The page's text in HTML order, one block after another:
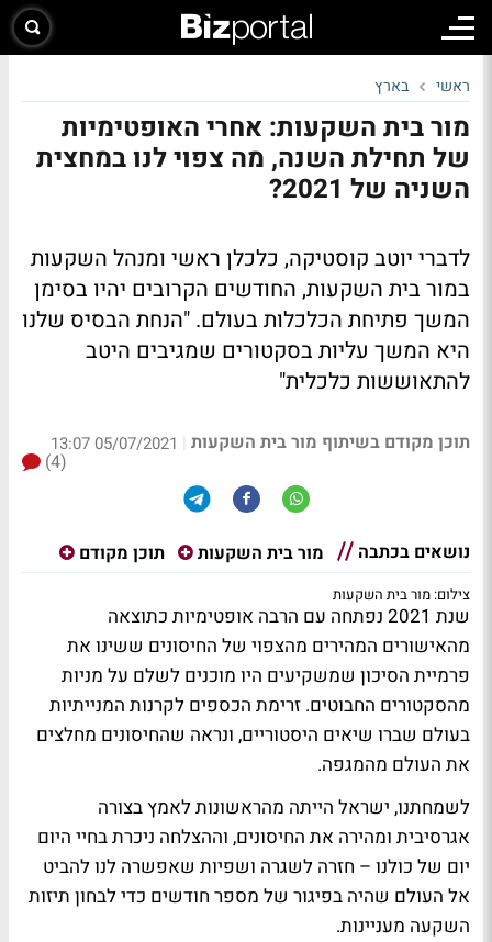
ראשי בארץ
מור בית השקעות: אחרי האופטימיות
של תחילת השנה, מה צפוי לנו במחצית
השניה של 2021?
לדברי יוטב קוסטיקה, כלכלן ראשי ומנהל השקעות
במור בית השקעות, החודשים הקרובים יהיו בסימן
המשך פתיחת הכלכלות בעולם. "הנחת הבסיס שלנו
היא המשך עליות בסקטורים שמגיבים היטב
להתאוששות כלכלית"
תוכן מקודם בשיתוף מור בית השקעות |
05/07/2021 13:07
(4)
נושאים בכתבה מור בית השקעות תוכן מקודם
צילום: מור בית השקעות
שנת 2021 נפתחה עם הרבה אופטימיות כתוצאה
מהאישורים המהירים מהצפוי של החיסונים ששינו את
פרמיית הסיכון שמשקיעים היו מוכנים לשלם על מניות
מהסקטורים החבוטים. זרימת הכספים לקרנות המנייתיות
בעולם שברו שיאים היסטוריים, ונראה שהחיסונים מחלצים
את העולם מהמגפה.
לשמחתנו, ישראל הייתה מהראשונות לאמץ בצורה
אגרסיבית ומהירה את החיסונים, וההצלחה ניכרת בחיי היום
יום של כולנו – חזרה לשגרה ושפיות שאפשרה לנו להביט
אל העולם שהיה בפיגור של מספר חודשים כדי לבחון תיזות
השקעה מעניינות.